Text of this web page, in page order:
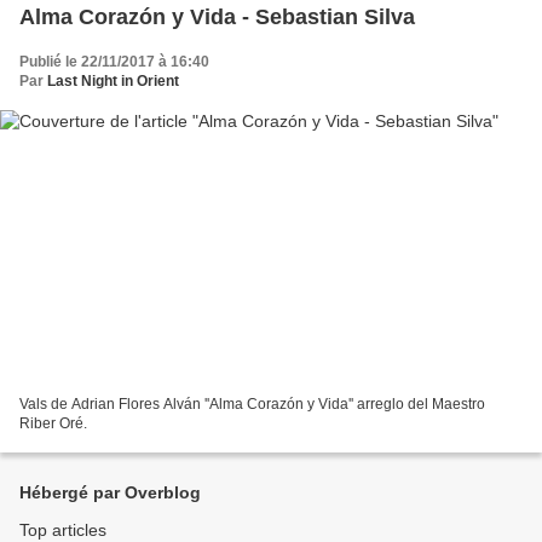
Alma Corazón y Vida - Sebastian Silva
Publié le 22/11/2017 à 16:40
Par Last Night in Orient
Vals de Adrian Flores Alván ''Alma Corazón y Vida'' arreglo del Maestro
Riber Oré.
Hébergé par Overblog
Top articles